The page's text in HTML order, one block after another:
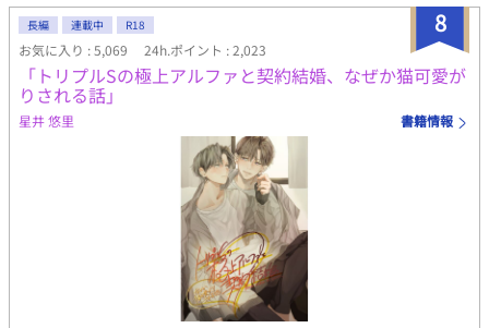
8
長編 連載中 R18
お気に入り : 5,069 24h.ポイント : 2,023
「トリプルSの極上アルファと契約結婚、なぜか猫可愛が
りされる話」
星井 悠里 書籍情報